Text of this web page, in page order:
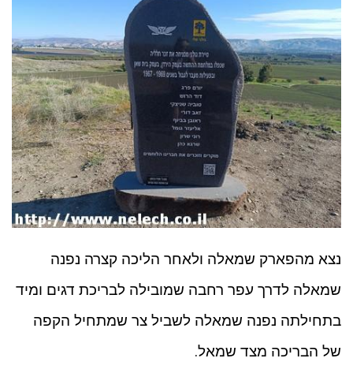
נצא מהפארק שמאלה ולאחר הליכה קצרה נפנה
שמאלה לדרך עפר רחבה שמובילה לבריכת דגים ומיד
בתחילתה נפנה שמאלה לשביל צר שמתחיל הקפה
של הבריכה מצד שמאל.